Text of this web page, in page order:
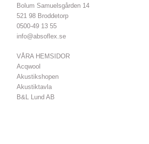
Bolum Samuelsgården 14
521 98 Broddetorp
0500-49 13 55
info@absoflex.se
VÅRA HEMSIDOR
Acqwool
Akustikshopen
Akustiktavla
B&L Lund AB